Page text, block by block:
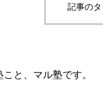
記事の
と、マル塾です。